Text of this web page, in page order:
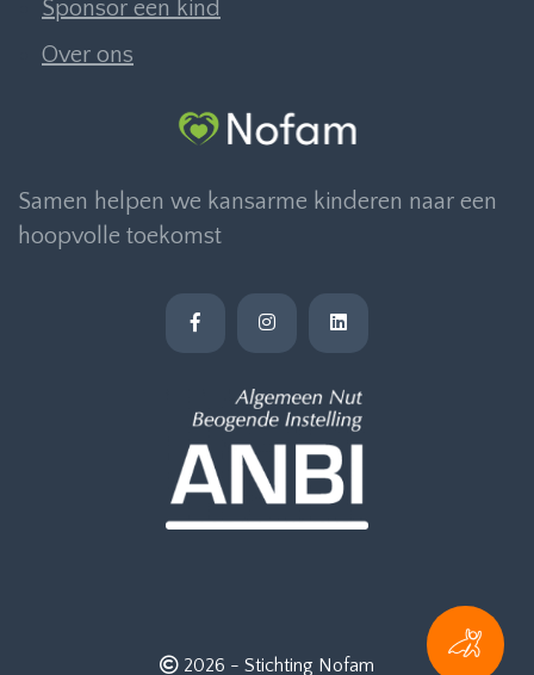
Sponsor een kind
Over ons
Samen helpen we kansarme kinderen naar een
hoopvolle toekomst
2026 - Stichting Nofam